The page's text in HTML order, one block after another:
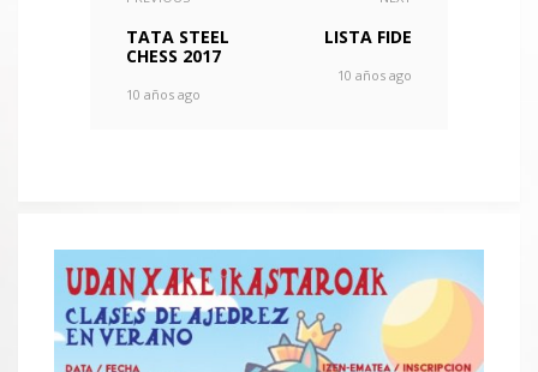
TATA STEEL
CHESS 2017
10 años ago
LISTA FIDE
10 años ago